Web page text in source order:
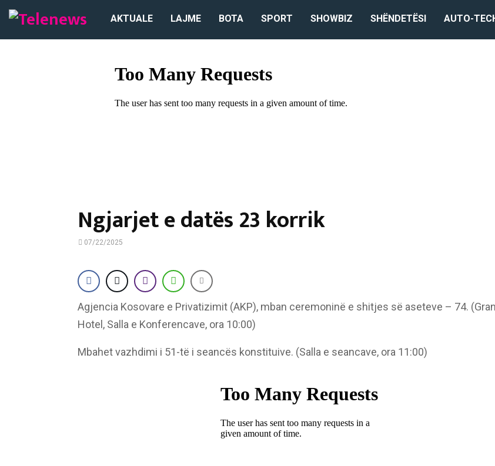
AKTUALE LAJME BOTA SPORT SHOWBIZ SHËNDETËSI AUTO-
Ngjarjet e datës 23 korrik
07/22/2025
Agjencia Kosovare e Privatizimit (AKP), mban ceremoninë e shitjes së aseteve – 74.
Hotel, Salla e Konferencave, ora 10:00)
Mbahet vazhdimi i 51-të i seancës konstituive. (Salla e seancave, ora 11:00)